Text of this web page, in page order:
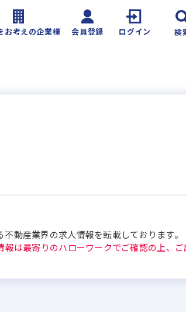
お考えの企業様 会員登録 ログイン 検
動産業界の求人情報を転載しております。
報は最寄りのハローワークでご確認の上、ご